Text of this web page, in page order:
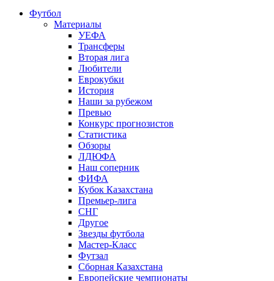
Футбол
Материалы
УЕФА
Трансферы
Вторая лига
Любители
Еврокубки
История
Наши за рубежом
Превью
Конкурс прогнозистов
Статистика
Обзоры
ЛДЮФА
Наш соперник
ФИФА
Кубок Казахстана
Премьер-лига
СНГ
Другое
Звезды футбола
Мастер-Класс
Футзал
Сборная Казахстана
Европейские чемпионаты